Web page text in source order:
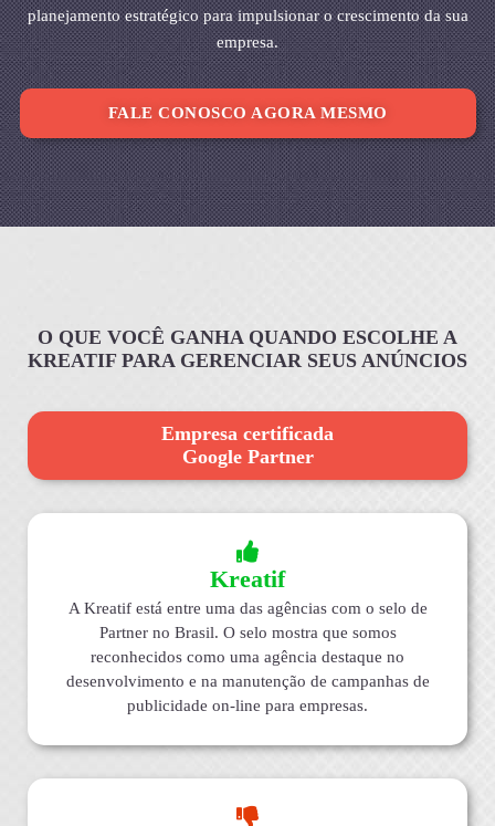
planejamento estratégico para impulsionar o crescimento da sua
empresa.
FALE CONOSCO AGORA MESMO
O QUE VOCÊ GANHA QUANDO ESCOLHE A
KREATIF PARA GERENCIAR SEUS ANÚNCIOS
Empresa certificada
Google Partner
Kreatif
A Kreatif está entre uma das agências com o selo de
Partner no Brasil. O selo mostra que somos
reconhecidos como uma agência destaque no
desenvolvimento e na manutenção de campanhas de
publicidade on-line para empresas.